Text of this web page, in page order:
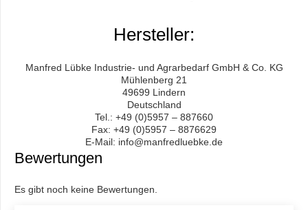
Hersteller:
Manfred Lübke Industrie- und Agrarbedarf GmbH & Co. KG
Mühlenberg 21
49699 Lindern
Deutschland
Tel.: +49 (0)5957 – 887660
Fax: +49 (0)5957 – 8876629
E-Mail: info@manfredluebke.de
Bewertungen
Es gibt noch keine Bewertungen.